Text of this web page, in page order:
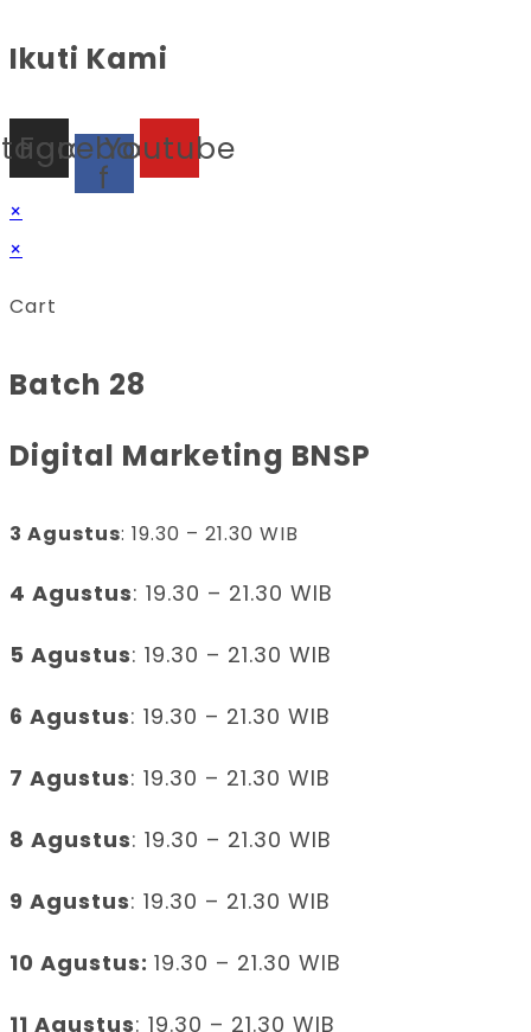
Ikuti Kami
Facebook-
f
Youtube
×
×
Cart
Batch 28
Digital Marketing BNSP
3 Agustus: 19.30 – 21.30 WIB
4 Agustus: 19.30 – 21.30 WIB
5 Agustus: 19.30 – 21.30 WIB
6 Agustus: 19.30 – 21.30 WIB
7 Agustus: 19.30 – 21.30 WIB
8 Agustus: 19.30 – 21.30 WIB
9 Agustus: 19.30 – 21.30 WIB
10 Agustus: 19.30 – 21.30 WIB
11 Agustus: 19.30 – 21.30 WIB